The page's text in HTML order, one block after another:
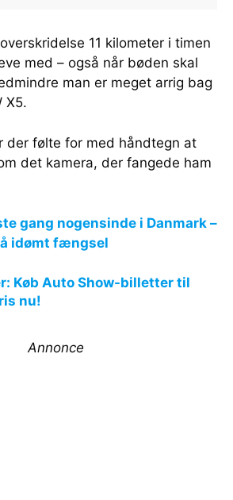
11 kilometer i timen
med – også når bøden skal
man er meget arrig bag
X5.
der følte for med håndtegn at
det kamera, der fangede ham
gang nogensinde i Danmark –
idømt fængsel
Køb Auto Show-billetter til
nu!
Annonce